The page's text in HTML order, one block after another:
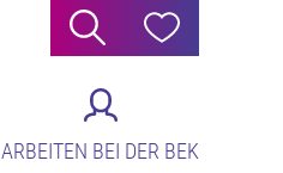
Suche Hilfe
ARBEITEN BEI DER BEK